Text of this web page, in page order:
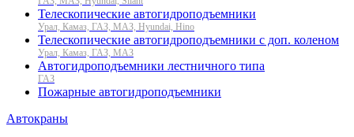
Телескопические автогидроподъемники
Урал, Камаз, ГАЗ, МАЗ, Hyundai, Hino
Телескопические автогидроподъемники с доп. коленом
Урал, Камаз, ГАЗ, МАЗ
Автогидроподъемники лестничного типа
ГАЗ
Пожарные автогидроподъемники
Автокраны